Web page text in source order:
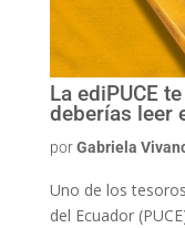
La ediPUCE
deberías leer
porGabriela
Uno de los
del Ecuador